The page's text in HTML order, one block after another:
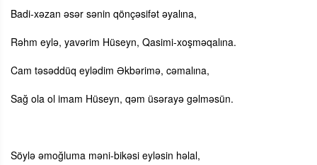
Badi-xəzan əsər sənin qönçəsifət əyalına,
Rəhm eylə, yavərim Hüseyn, Qasimi-xoşməqalına.
Cam təsəddüq eylədim Əkbərimə, cəmalına,
Sağ ola ol imam Hüseyn, qəm üsərayə gəlməsün.
Söylə əmoğluma məni-bikəsi eyləsin həlal,